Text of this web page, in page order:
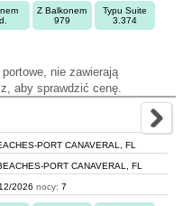
Z Balkonem
979
Typu Suite
3.374
nie zawierają
aby sprawdzić cenę.
PORT CANAVERAL, FL
PORT CANAVERAL, FL
2026 nocy: 7